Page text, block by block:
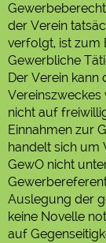
der Verein
verfolgt, ist zum
Gewerbliche
Der Verein
nicht auf
Einnahmen zur
handelt sich um
GewO nicht
Auslegung der
keine Novelle
auf